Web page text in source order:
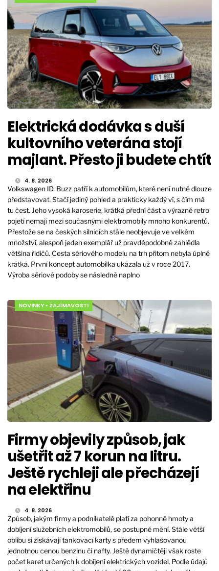
Elektrická dodávka s duší
kultovního veterána stojí
majlant. Přesto ji budete chtít
4. 8. 2026
Volkswagen ID. Buzz patří k automobilům, které není nutné dlouze
představovat. Stačí jediný pohled a prakticky každý ví, s čím má
tu čest. Jeho vysoká karoserie, krátká přední část a výrazně retro
pojetí nemají mezi současnými elektromobily mnoho konkurentů.
Přestože se na českých silnicích stále neobjevuje ve velkém
množství, alespoň jeden exemplář už pravděpodobně zahlédla
většina řidičů. Cesta sériového modelu na trh přitom nebyla úplně
krátká. První koncept automobilka ukázala už v roce 2017.
Výroba sériové podoby se následně naplno
NOVINKY • ZAJÍMAVOSTI
Firmy objevily způsob, jak
ušetřit až 7 korun na litru.
Ještě rychleji ale přecházejí
na elektřinu
4. 8. 2026
Způsob, jakým firmy a podnikatelé platí za pohonné hmoty a
dobíjení služebních elektromobilů, se postupně mění. Stále větší
oblibu si získávají tankovací karty s předem vyhlašovanou
jednotnou cenou benzinu či nafty. Ještě dynamičtěji však roste
počet karet určených k dobíjení elektrických vozidel. Podle údajů